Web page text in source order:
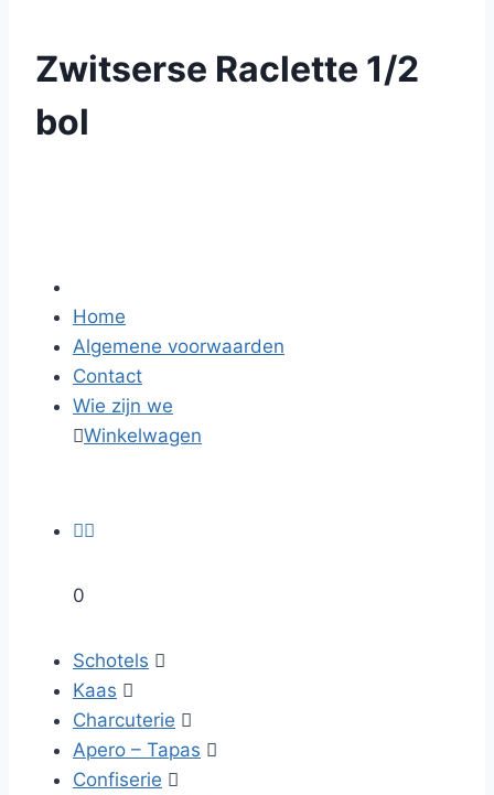
Zwitserse Raclette 1/2
bol
Home
Algemene voorwaarden
Contact
Wie zijn we
Winkelwagen

0
Schotels 
Kaas 
Charcuterie 
Apero – Tapas 
Confiserie 